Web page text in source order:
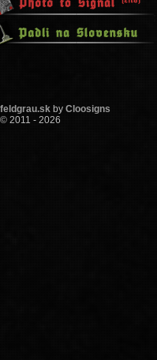
feldgrau.sk by Cloosigns
© 2011 - 2026